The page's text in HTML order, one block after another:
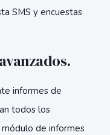
SMS y encuestas
informes de
todos los
de informes